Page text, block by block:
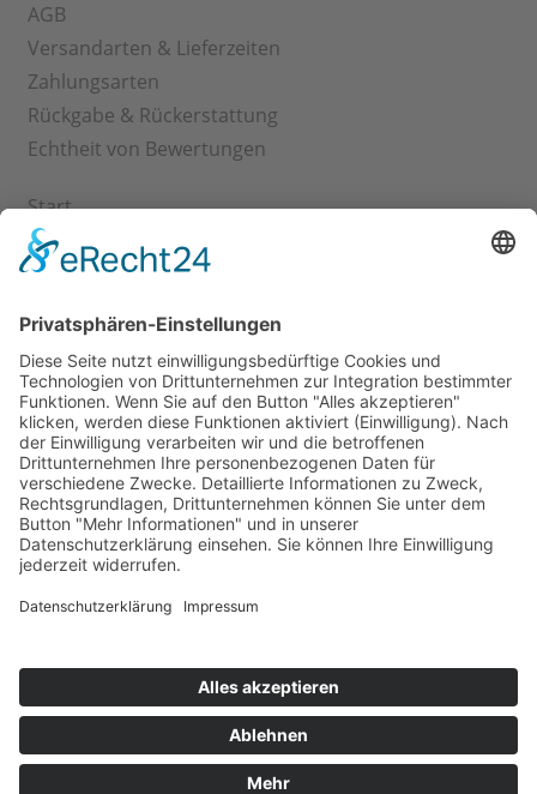
AGB
Versandarten & Lieferzeiten
Zahlungsarten
Rückgabe & Rückerstattung
Echtheit von Bewertungen
Start
Kontakt
Shop
Warenkorb
Kasse
Vertrag widerrufen
vorbehalten.
Aufgrund der Anwendung der Kleinunternehmerregelung gemäß